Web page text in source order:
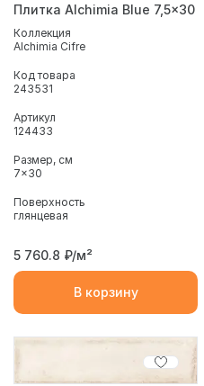
Плитка Alchimia Blue 7,5x30
Коллекция
Alchimia Cifre
Код товара
243531
Артикул
124433
Размер, см
7x30
Поверхность
глянцевая
5 760.8 ₽/м²
В корзину